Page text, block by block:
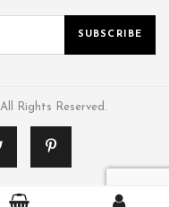
SUBSCRIBE
Rights Reserved.
0